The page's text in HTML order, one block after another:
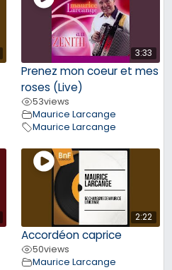
3:33
Prenez mon coeur et mes
roses (Live)
53views
Maurice Larcange
Maurice Larcange
2:22
Accordéon caprice
50views
Maurice Larcange